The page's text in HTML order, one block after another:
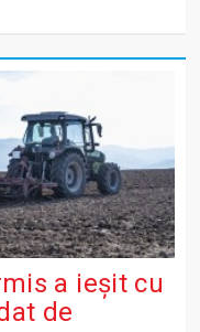
a ieșit cu
de